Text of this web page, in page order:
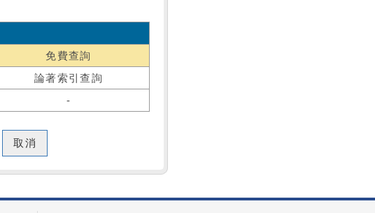
免費查詢
論著索引查詢
-
取消